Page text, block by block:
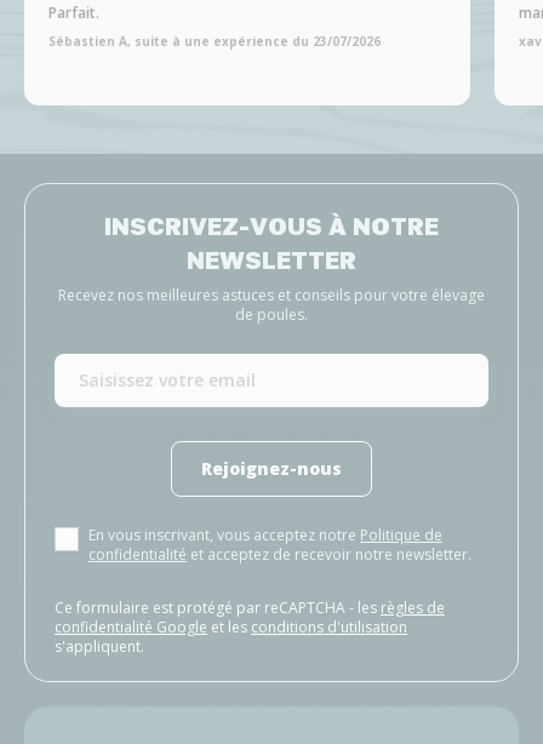
Parfait.
Sébastien A, suite à une expérience du 23/07/2026
INSCRIVEZ-VOUS À NOTRE
NEWSLETTER
Recevez nos meilleures astuces et conseils pour votre élevage
de poules.
Rejoignez-nous
En vous inscrivant, vous acceptez notre Politique de
confidentialité et acceptez de recevoir notre newsletter.
Ce formulaire est protégé par reCAPTCHA - les règles de
confidentialité Google et les conditions d'utilisation
s'appliquent.